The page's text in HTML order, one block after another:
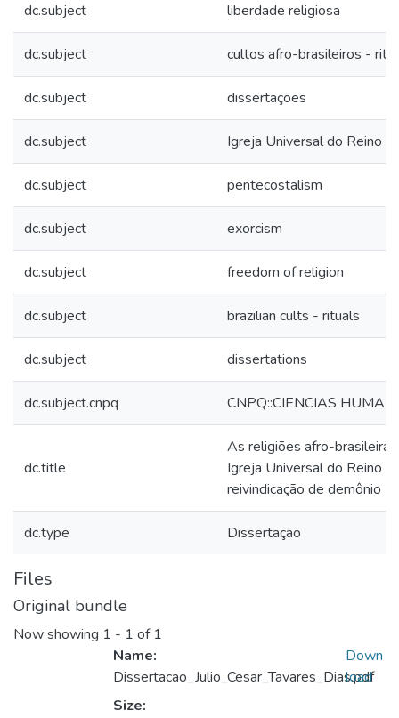
dc.subject liberdade religiosa
dc.subject cultos afro-brasileiros -
dc.subject dissertações
dc.subject Igreja Universal do Reino
dc.subject pentecostalism
dc.subject exorcism
dc.subject freedom of religion
dc.subject brazilian cults - rituals
dc.subject dissertations
dc.subject.cnpq CNPQ::CIENCIAS
dc.title
As religiões afro-
Igreja Universal do Reino
reivindicação de demônio
dc.type Dissertação
Files
Original bundle
Now showing 1 - 1 of 1
Name:
Dissertacao_Julio_Cesar_Tavares_Dias.pdf
Size:
Down
load